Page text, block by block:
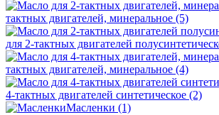
тактных двигателей, минеральное (5)
для 2-тактных двигателей
тактных двигателей, минеральное (4)
4-тактных двигателей синтетическое (2)
Масленки (1)